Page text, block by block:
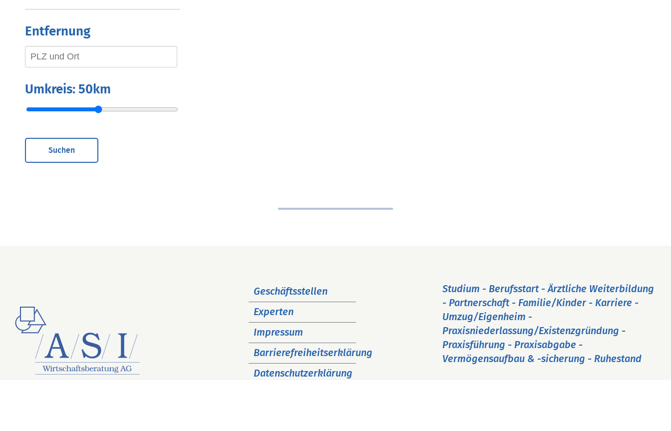
Entfernung
Umkreis: 50km
Suchen
überspringen
Geschäftsstellen
Experten
Impressum
Barrierefreiheitserklärung
Datenschutzerklärung
Studium - Berufsstart - Ärztliche Weiterbildung
- Partnerschaft - Familie/Kinder - Karriere -
Umzug/Eigenheim -
Praxisniederlassung/Existenzgründung -
Praxisführung - Praxisabgabe -
Vermögensaufbau & -sicherung - Ruhestand